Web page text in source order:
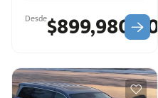
$899,980.00
Desde